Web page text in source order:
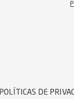
POLÍTICAS DE